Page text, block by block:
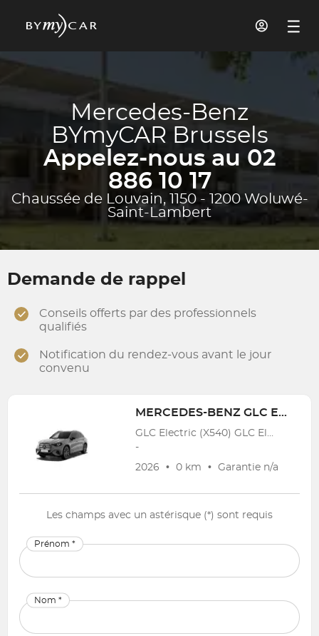
Mercedes-Benz
BYmyCAR Brussels
Appelez-nous au 02
886 10 17
Chaussée de Louvain, 1150 - 1200 Woluwé-
Saint-Lambert
Demande de rappel
Conseils offerts par des professionnels
qualifiés
Notification du rendez-vous avant le jour
convenu
MERCEDES-BENZ GLC Electric (X540)
GLC Electric (X540) GLC Electric 94 kWh 400 4-Matic AMG Line
-
2026 • 0 km • Garantie n/a
Les champs avec un astérisque (*) sont requis
Prénom *
Nom *